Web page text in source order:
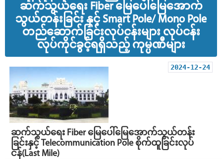
ဆက်သွယ်ရေး Fiber မြေပေါ်မြေအောက်
သွယ်တန်းခြင်း နှင့် Smart Pole/ Mono Pole
တည်ဆောက်ခြင်းလုပ်ငန်းများ လုပ်ငန်း
လုပ်ကိုင်ခွင့်ရရှိသည့် ကုမ္ပဏီများ
2024-12-24
ဆက်သွယ်ရေး Fiber မြေပေါ်မြေအောက်သွယ်တန်း
ခြင်းနှင့် Telecommunication Pole စိုက်ထူခြင်းလုပ်
ငန်(Last Mile)